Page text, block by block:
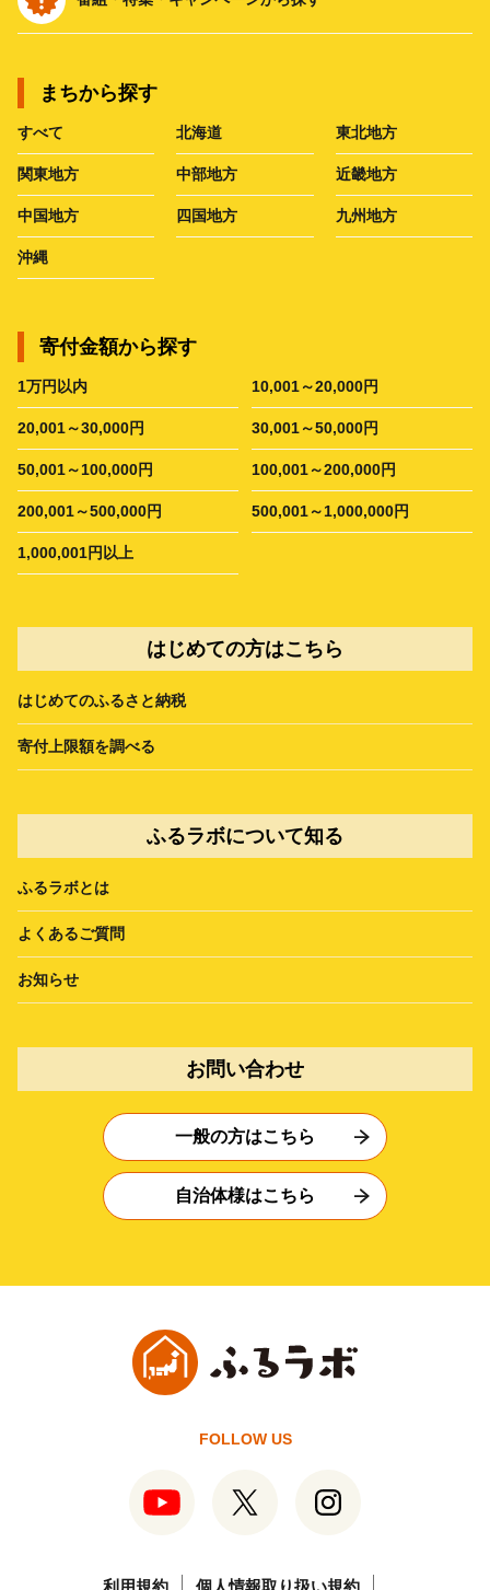
まちから探す
すべて 北海道 東北地方
関東地方 中部地方 近畿地方
中国地方 四国地方 九州地方
沖縄
寄付金額から探す
1万円以内 10,001～20,000円
20,001～30,000円 30,001～50,000円
50,001～100,000円 100,001～200,000円
200,001～500,000円 500,001～1,000,000円
1,000,001円以上
はじめての方はこちら
はじめてのふるさと納税
寄付上限額を調べる
ふるラボについて知る
ふるラボとは
よくあるご質問
お知らせ
お問い合わせ
一般の方はこちら
自治体様はこちら
FOLLOW US
利用規約 個人情報取り扱い規約